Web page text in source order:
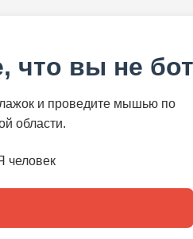
что вы не бот
и проведите мышью по
области.
человек